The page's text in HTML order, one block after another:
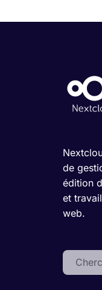
de
édition
et
web.
Search: